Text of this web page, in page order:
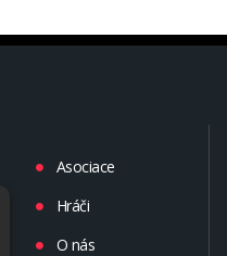
Asociace
Hráči
O nás